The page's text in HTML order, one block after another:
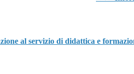
al servizio di didattica e